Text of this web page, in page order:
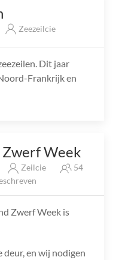
Zeezeilcie
Dit jaar
Frankrijk en
Zwerf Week
Zeilcie
54
Zwerf Week is
en wij nodigen